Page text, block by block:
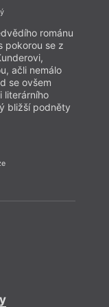
románu
pokorou se z
ačli nemálo
se ovšem
literárního
bližší podněty